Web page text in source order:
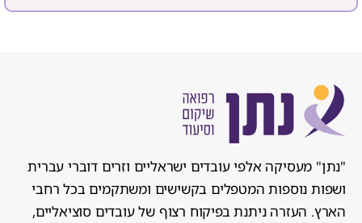
"נתן" מעסיקה אלפי עובדים ישראליים וזרים דוברי עברית
ושפות נוספות המטפלים בקשישים ומשתקמים בכל רחבי
הארץ. העזרה ניתנת בפיקוח רצוף של עובדים סוציאליים,